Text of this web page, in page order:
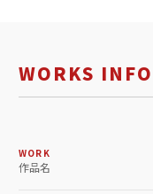
WORKS INFO
WORK
作品名